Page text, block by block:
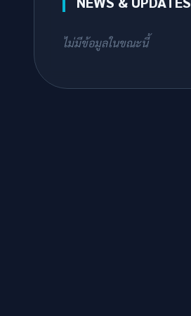
ไม่มีข้อมูลในขณะนี้